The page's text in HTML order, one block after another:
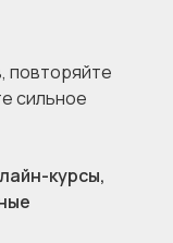
повторяйте
сильное
курсы,